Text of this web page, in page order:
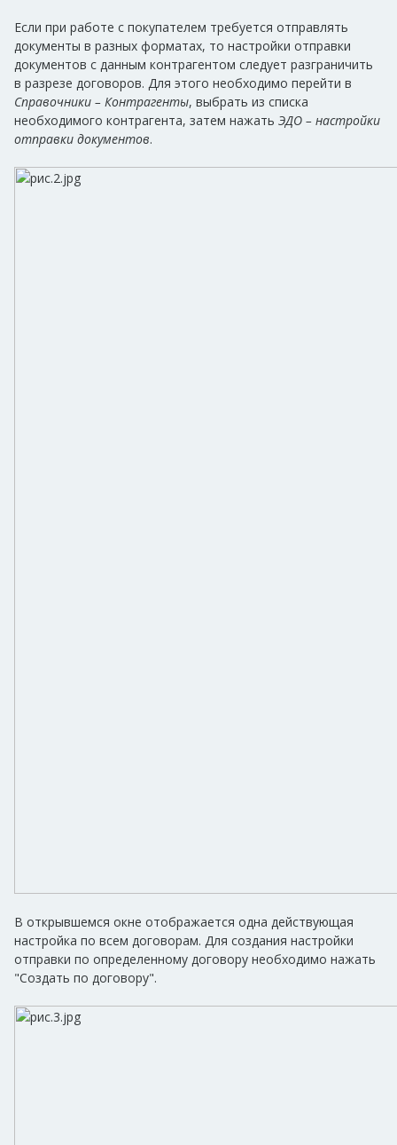
Если при работе с покупателем требуется отправлять
документы в разных форматах, то настройки отправки
документов с данным контрагентом следует разграничить
в разрезе договоров. Для этого необходимо перейти в
Справочники – Контрагенты, выбрать из списка
необходимого контрагента, затем нажать ЭДО – настройки
отправки документов.
В открывшемся окне отображается одна действующая
настройка по всем договорам. Для создания настройки
отправки по определенному договору необходимо нажать
"Создать по договору".